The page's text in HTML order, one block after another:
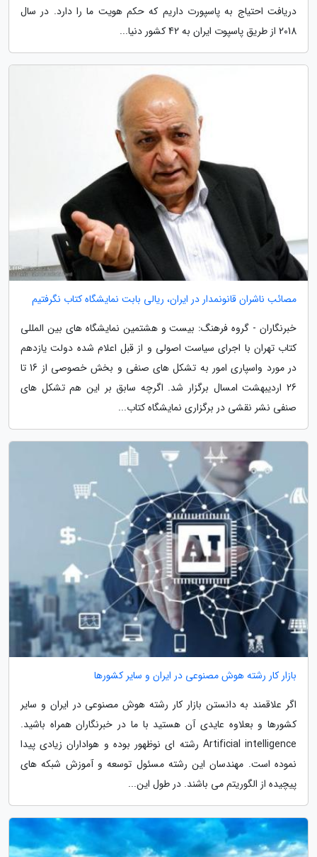
دریافت احتیاج به پاسپورت داریم که حکم هویت ما را دارد. در سال
2018 از طریق پاسپوت ایران به 42 کشور دنیا...
مصائب ناشران قانونمدار در ایران، ریالی بابت نمایشگاه کتاب نگرفتیم
خبرنگاران - گروه فرهنگ: بیست و هشتمین نمایشگاه های بین المللی
کتاب تهران با اجرای سیاست اصولی و از قبل اعلام شده دولت یازدهم
در مورد واسپاری امور به تشکل های صنفی و بخش خصوصی از 16 تا
26 اردیبهشت امسال برگزار شد. اگرچه سابق بر این هم تشکل های
صنفی نشر نقشی در برگزاری نمایشگاه کتاب...
بازار کار رشته هوش مصنوعی در ایران و سایر کشورها
اگر علاقمند به دانستن بازار کار رشته هوش مصنوعی در ایران و سایر
کشورها و بعلاوه عایدی آن هستید با ما در خبرنگاران همراه باشید.
Artificial intelligence رشته ای نوظهور بوده و هواداران زیادی پیدا
نموده است. مهندسان این رشته مسئول توسعه و آموزش شبکه های
پیچیده از الگوریتم می باشند. در طول این...